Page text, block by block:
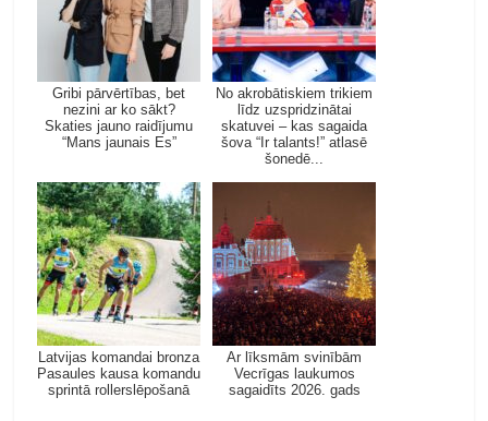
Gribi pārvērtības, bet
nezini ar ko sākt?
Skaties jauno raidījumu
“Mans jaunais Es”
No akrobātiskiem trikiem
līdz uzspridzinātai
skatuvei – kas sagaida
šova “Ir talants!” atlasē
šonedē...
Latvijas komandai bronza
Pasaules kausa komandu
sprintā rollerslēpošanā
Ar līksmām svinībām
Vecrīgas laukumos
sagaidīts 2026. gads